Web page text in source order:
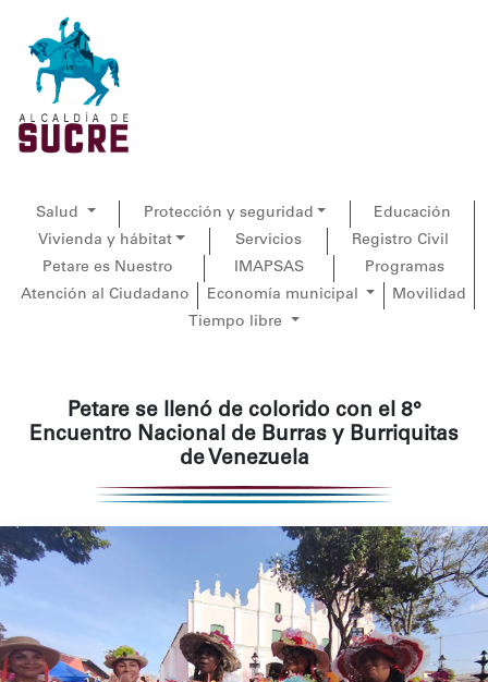
Salud Protección y seguridad
Educación
Vivienda y hábitat
Servicios
Registro Civil
Petare es Nuestro
IMAPSAS
Programas
Atención al Ciudadano
Economía municipal
Movilidad
Tiempo libre
Petare se llenó de colorido con el 8°
Encuentro Nacional de Burras y Burriquitas
de Venezuela